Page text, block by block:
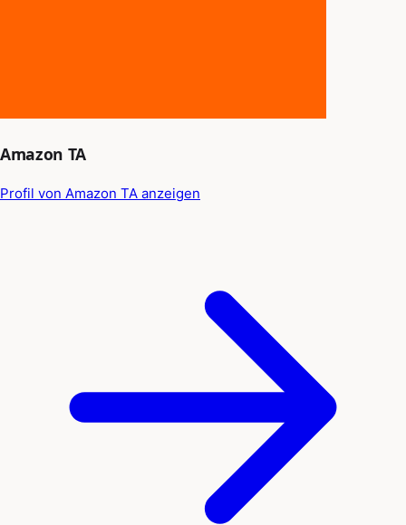
Amazon TA
Profil von Amazon TA anzeigen